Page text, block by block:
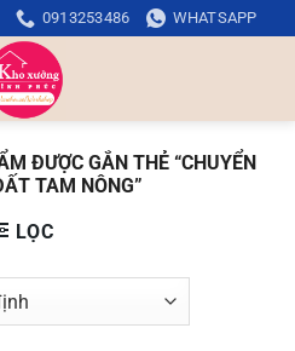
0913253486 WHATSAPP
ĐƯỢC GẮN THẺ “CHUYỂN
TAM NÔNG”
LỌC